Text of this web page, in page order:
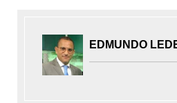
EDMUNDO